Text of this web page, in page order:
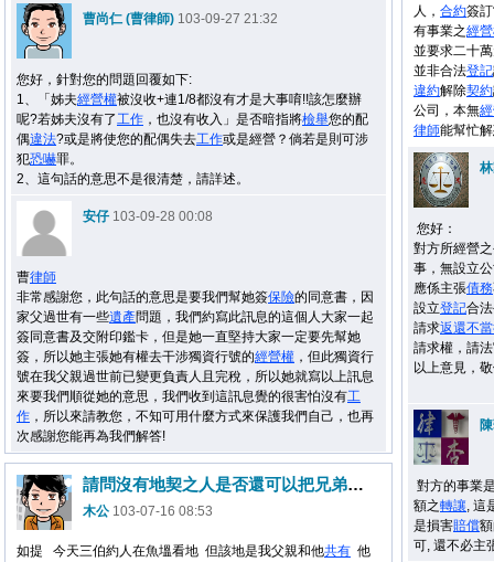
曹尚仁 (曹律師) 103-09-27 21:32
您好，針對您的問題回覆如下:
1、「姊夫經營權被沒收+連1/8都沒有才是大事唷!!該怎麼辦
呢?若姊夫沒有了工作 ，也沒有收入」是否暗指將檢舉您的配
偶違法?或是將使您的配偶失去工作或是經營？倘若是則可涉
犯恐嚇罪。
2、這句話的意思不是很清楚，請詳述。
安仔 103-09-28 00:08
曹律師
非常感謝您，此句話的意思是要我們幫她簽保險的同意書，因
家父過世有一些遺產問題，我們約寫此訊息的這個人大家一起
簽同意書及交附印鑑卡，但是她一直堅持大家一定要先幫她
簽，所以她主張她有權去干涉獨資行號的經營權 ，但此獨資行
號在我父親過世前已變更負責人且完稅，所以她就寫以上訊息
來要我們順從她的意思，我們收到這訊息覺的很害怕沒有工
作 ，所以來請教您，不知可用什麼方式來保護我們自己，也再
次感謝您能再為我們解答!
人， 合約簽
有事業之經
並要求二十
並非合法登記
違約解除契約
公司，本無
律師能幫忙
您好：
對方所經營
事，無設立
應係主張債務
設立登記合
請求返還不
請求權，請
以上意見，
對方的事業
額之轉讓, 這
是損害賠償
可, 還不必主
請問沒有地契之人是否還可以把兄弟共有土地賣人?
木公 103-07-16 08:53
如提 今天三伯約人在魚塭看地 但該地是我父親和他共有 他